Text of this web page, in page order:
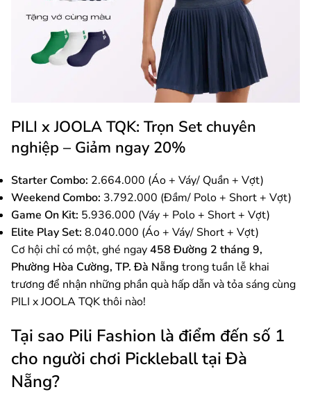
PILI x JOOLA TQK: Trọn Set chuyên
nghiệp – Giảm ngay 20%
Starter Combo: 2.664.000 (Áo + Váy/ Quần + Vợt)
Weekend Combo: 3.792.000 (Đầm/ Polo + Short + Vợt)
Game On Kit: 5.936.000 (Váy + Polo + Short + Vợt)
Elite Play Set: 8.040.000 (Áo + Váy/ Short + Vợt)
Cơ hội chỉ có một, ghé ngay458 Đường 2 tháng 9,
Phường Hòa Cường, TP. Đà Nẵng trong tuần lễ khai
trương để nhận những phần quà hấp dẫn và tỏa sáng cùng
PILI x JOOLA TQK thôi nào!
Tại sao Pili Fashion là điểm đến số 1
cho người chơi Pickleball tại Đà
Nẵng?